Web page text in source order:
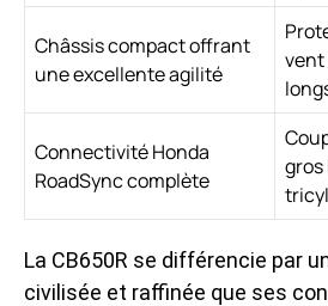
Châssis compact offrant
une excellente agilité
vent
Connectivité Honda
RoadSync complète
gros
La CB650R se différencie par
civilisée et raffinée que ses